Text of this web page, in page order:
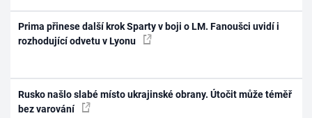
Prima přinese další krok Sparty v boji o LM. Fanoušci uvidí i
rozhodující odvetu v Lyonu
Rusko našlo slabé místo ukrajinské obrany. Útočit může téměř
bez varování